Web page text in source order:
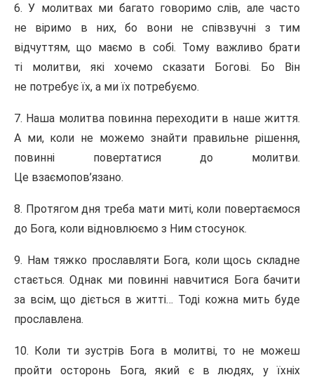
6. У молитвах ми багато говоримо слів, але часто
не віримо в них, бо вони не співзвучні з тим
відчуттям, що маємо в собі. Тому важливо брати
ті молитви, які хочемо сказати Богові. Бо Він
не потребує їх, а ми їх потребуємо.
7. Наша молитва повинна переходити в наше життя.
А ми, коли не можемо знайти правильне рішення,
повинні повертатися до молитви.
Це взаємопов’язано.
8. Протягом дня треба мати миті, коли повертаємося
до Бога, коли відновлюємо з Ним стосунок.
9. Нам тяжко прославляти Бога, коли щось складне
стається. Однак ми повинні навчитися Бога бачити
за всім, що діється в житті… Тоді кожна мить буде
прославлена.
10. Коли ти зустрів Бога в молитві, то не можеш
пройти осторонь Бога, який є в людях, у їхніх